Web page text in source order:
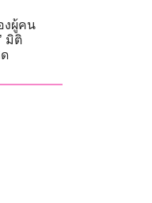
งผู้คน
มิติ